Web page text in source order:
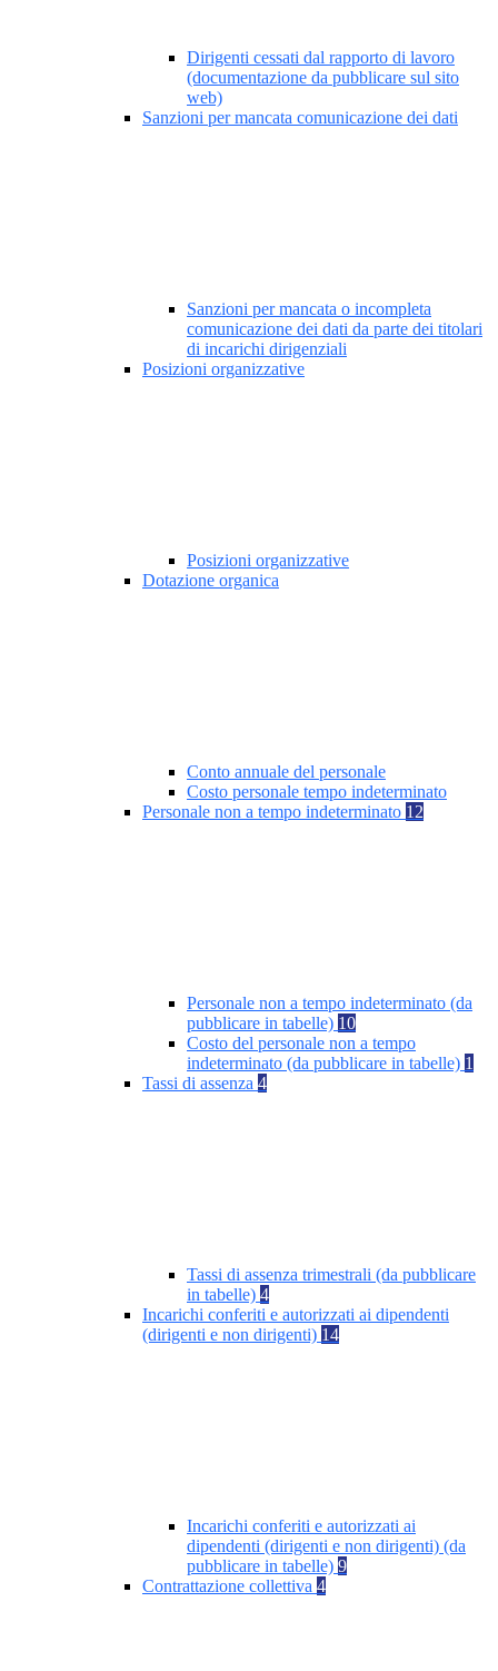
Dirigenti cessati dal rapporto di lavoro
(documentazione da pubblicare sul sito
web)
Sanzioni per mancata comunicazione dei dati
Sanzioni per mancata o incompleta
comunicazione dei dati da parte dei titolari
di incarichi dirigenziali
Posizioni organizzative
Posizioni organizzative
Dotazione organica
Conto annuale del personale
Costo personale tempo indeterminato
Personale non a tempo indeterminato 12
Personale non a tempo indeterminato (da
pubblicare in tabelle) 10
Costo del personale non a tempo
indeterminato (da pubblicare in tabelle) 1
Tassi di assenza 4
Tassi di assenza trimestrali (da pubblicare
in tabelle) 4
Incarichi conferiti e autorizzati ai dipendenti
(dirigenti e non dirigenti) 14
Incarichi conferiti e autorizzati ai
dipendenti (dirigenti e non dirigenti) (da
pubblicare in tabelle) 9
Contrattazione collettiva 4